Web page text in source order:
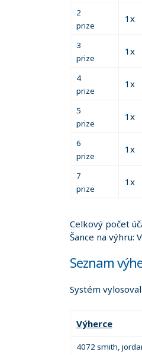
2
prize
1x
3
prize
1x
4
prize
1x
5
prize
1x
6
prize
1x
7
prize
1x
Celkový počet
Šance na výhru:
Seznam
Systém
Výherce
4072 smith,